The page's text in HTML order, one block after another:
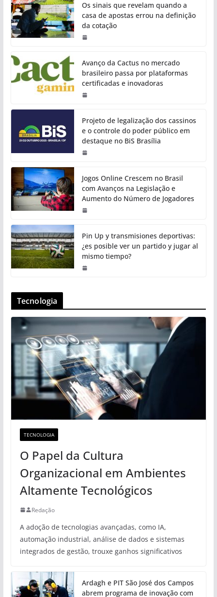
Os sinais que revelam quando a
casa de apostas errou na definição
da cotação
Avanço da Cactus no mercado
brasileiro passa por plataformas
certificadas e inovadoras
Projeto de legalização dos cassinos
e o controle do poder público em
destaque no BiS Brasília
Jogos Online Crescem no Brasil
com Avanços na Legislação e
Aumento do Número de Jogadores
Pin Up y transmisiones deportivas:
¿es posible ver un partido y jugar al
mismo tiempo?
Tecnologia
TECNOLOGIA
O Papel da Cultura
Organizacional em Ambientes
Altamente Tecnológicos
Redação
A adoção de tecnologias avançadas, como IA,
automação industrial, análise de dados e sistemas
integrados de gestão, trouxe ganhos significativos
Ardagh e PIT São José dos Campos
abrem programa de inovação com